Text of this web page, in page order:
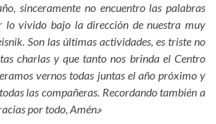
sinceramente no encuentro las palabras
lo vivido bajo la dirección de nuestra muy
Son las últimas actividades, es triste no
charlas y que tanto nos brinda el Centro
vernos todas juntas el año próximo y
las compañeras. Recordando también a
por todo, Amén.»